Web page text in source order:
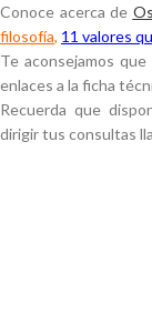
Conoce acerca de
filosofía, 11 valores
Te aconsejamos
enlaces a la ficha
Recuerda que
dirigir tus consultas